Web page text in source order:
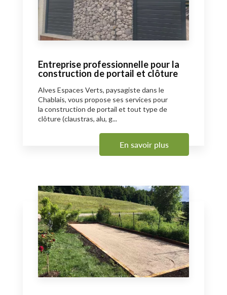
Entreprise professionnelle pour la
construction de portail et clôture
Alves Espaces Verts, paysagiste dans le
Chablais, vous propose ses services pour
la construction de portail et tout type de
clôture (claustras, alu, g...
En savoir plus